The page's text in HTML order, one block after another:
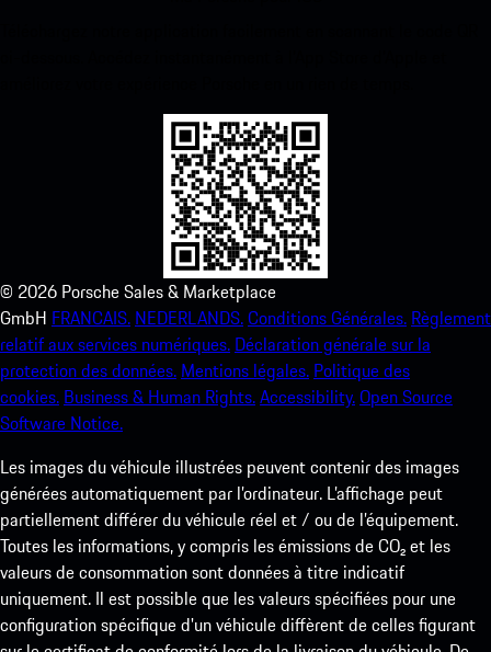
© 2026 Porsche Sales & Marketplace
GmbH FRANCAIS. NEDERLANDS.Conditions Générales. Règlement
relatif aux services numériques. Déclaration générale sur la
protection des données. Mentions légales. Politique des
cookies. Business & Human Rights.Accessibility.Open Source
Software Notice.
Les images du véhicule illustrées peuvent contenir des images
générées automatiquement par l’ordinateur. L’affichage peut
partiellement différer du véhicule réel et / ou de l’équipement.
Toutes les informations, y compris les émissions de CO₂ et les
valeurs de consommation sont données à titre indicatif
uniquement. Il est possible que les valeurs spécifiées pour une
configuration spécifique d'un véhicule diffèrent de celles figurant